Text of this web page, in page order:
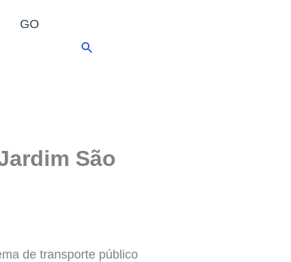
GO
Pesquisar
São
de transporte público